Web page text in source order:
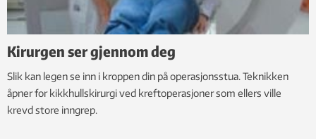
Kirurgen ser gjennom deg
Slik kan legen se inn i kroppen din på operasjonsstua. Teknikken
åpner for kikkhullskirurgi ved kreftoperasjoner som ellers ville
krevd store inngrep.